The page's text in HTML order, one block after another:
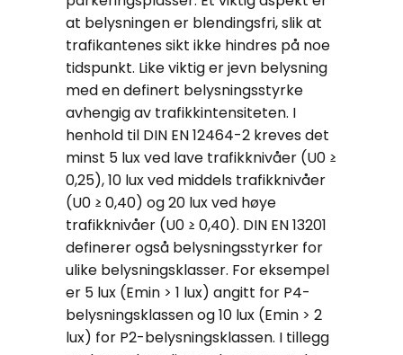
at belysningen er blendingsfri, slik at
trafikantenes sikt ikke hindres på noe
tidspunkt. Like viktig er jevn belysning
med en definert belysningsstyrke
avhengig av trafikkintensiteten. I
henhold til DIN EN 12464-2 kreves det
minst 5 lux ved lave trafikknivåer (U0 ≥
0,25), 10 lux ved middels trafikknivåer
(U0 ≥ 0,40) og 20 lux ved høye
trafikknivåer (U0 ≥ 0,40). DIN EN 13201
definerer også belysningsstyrker for
ulike belysningsklasser. For eksempel
er 5 lux (Emin > 1 lux) angitt for P4-
belysningsklassen og 10 lux (Emin > 2
lux) for P2-belysningsklassen. I tillegg